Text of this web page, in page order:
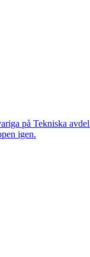
på Tekniska
igen.